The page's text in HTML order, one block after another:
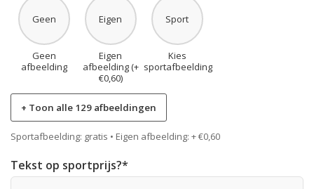
Geen
Geen
afbeelding
Eigen
Eigen
afbeelding (+
€0,60)
Sport
Kies
sportafbeelding
+ Toon alle 129 afbeeldingen
Sportafbeelding: gratis • Eigen afbeelding: + €0,60
Tekst op sportprijs?*